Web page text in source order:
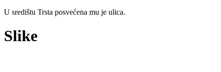
U središtu Trsta posvećena mu je ulica.
Slike